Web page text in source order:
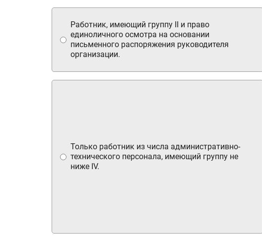
Работник, имеющий группу II и право
единоличного осмотра на основании
письменного распоряжения руководителя
организации.
Только работник из числа административно-
технического персонала, имеющий группу не
ниже IV.